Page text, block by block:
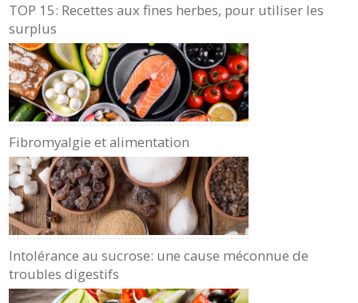
TOP 15: Recettes aux fines herbes, pour utiliser les
surplus
Fibromyalgie et alimentation
Intolérance au sucrose: une cause méconnue de
troubles digestifs